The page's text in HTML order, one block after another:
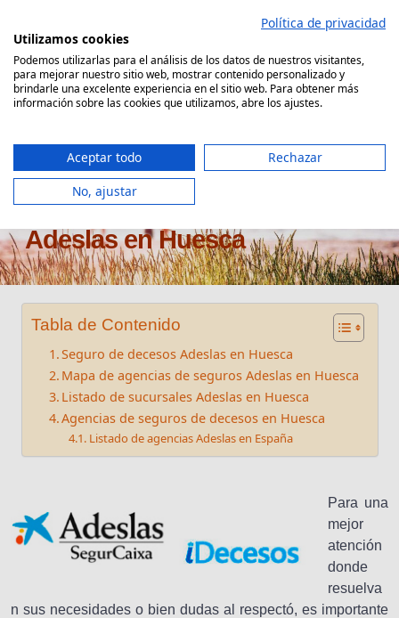
contenido
Comparador Seguro Decesos
Oficinas seguros de decesos
Adeslas en Huesca
Tabla de Contenido
Seguro de decesos Adeslas en Huesca
Mapa de agencias de seguros Adeslas en Huesca
Listado de sucursales Adeslas en Huesca
Agencias de seguros de decesos en Huesca
Listado de agencias Adeslas en España
Para una
mejor
atención
donde
resuelva
n sus necesidades o bien dudas al respectó, es importante
Política de privacidad
Utilizamos cookies
Podemos utilizarlas para el análisis de los datos de nuestros visitantes,
para mejorar nuestro sitio web, mostrar contenido personalizado y
brindarle una excelente experiencia en el sitio web. Para obtener más
información sobre las cookies que utilizamos, abre los ajustes.
Aceptar todo
Rechazar
No, ajustar